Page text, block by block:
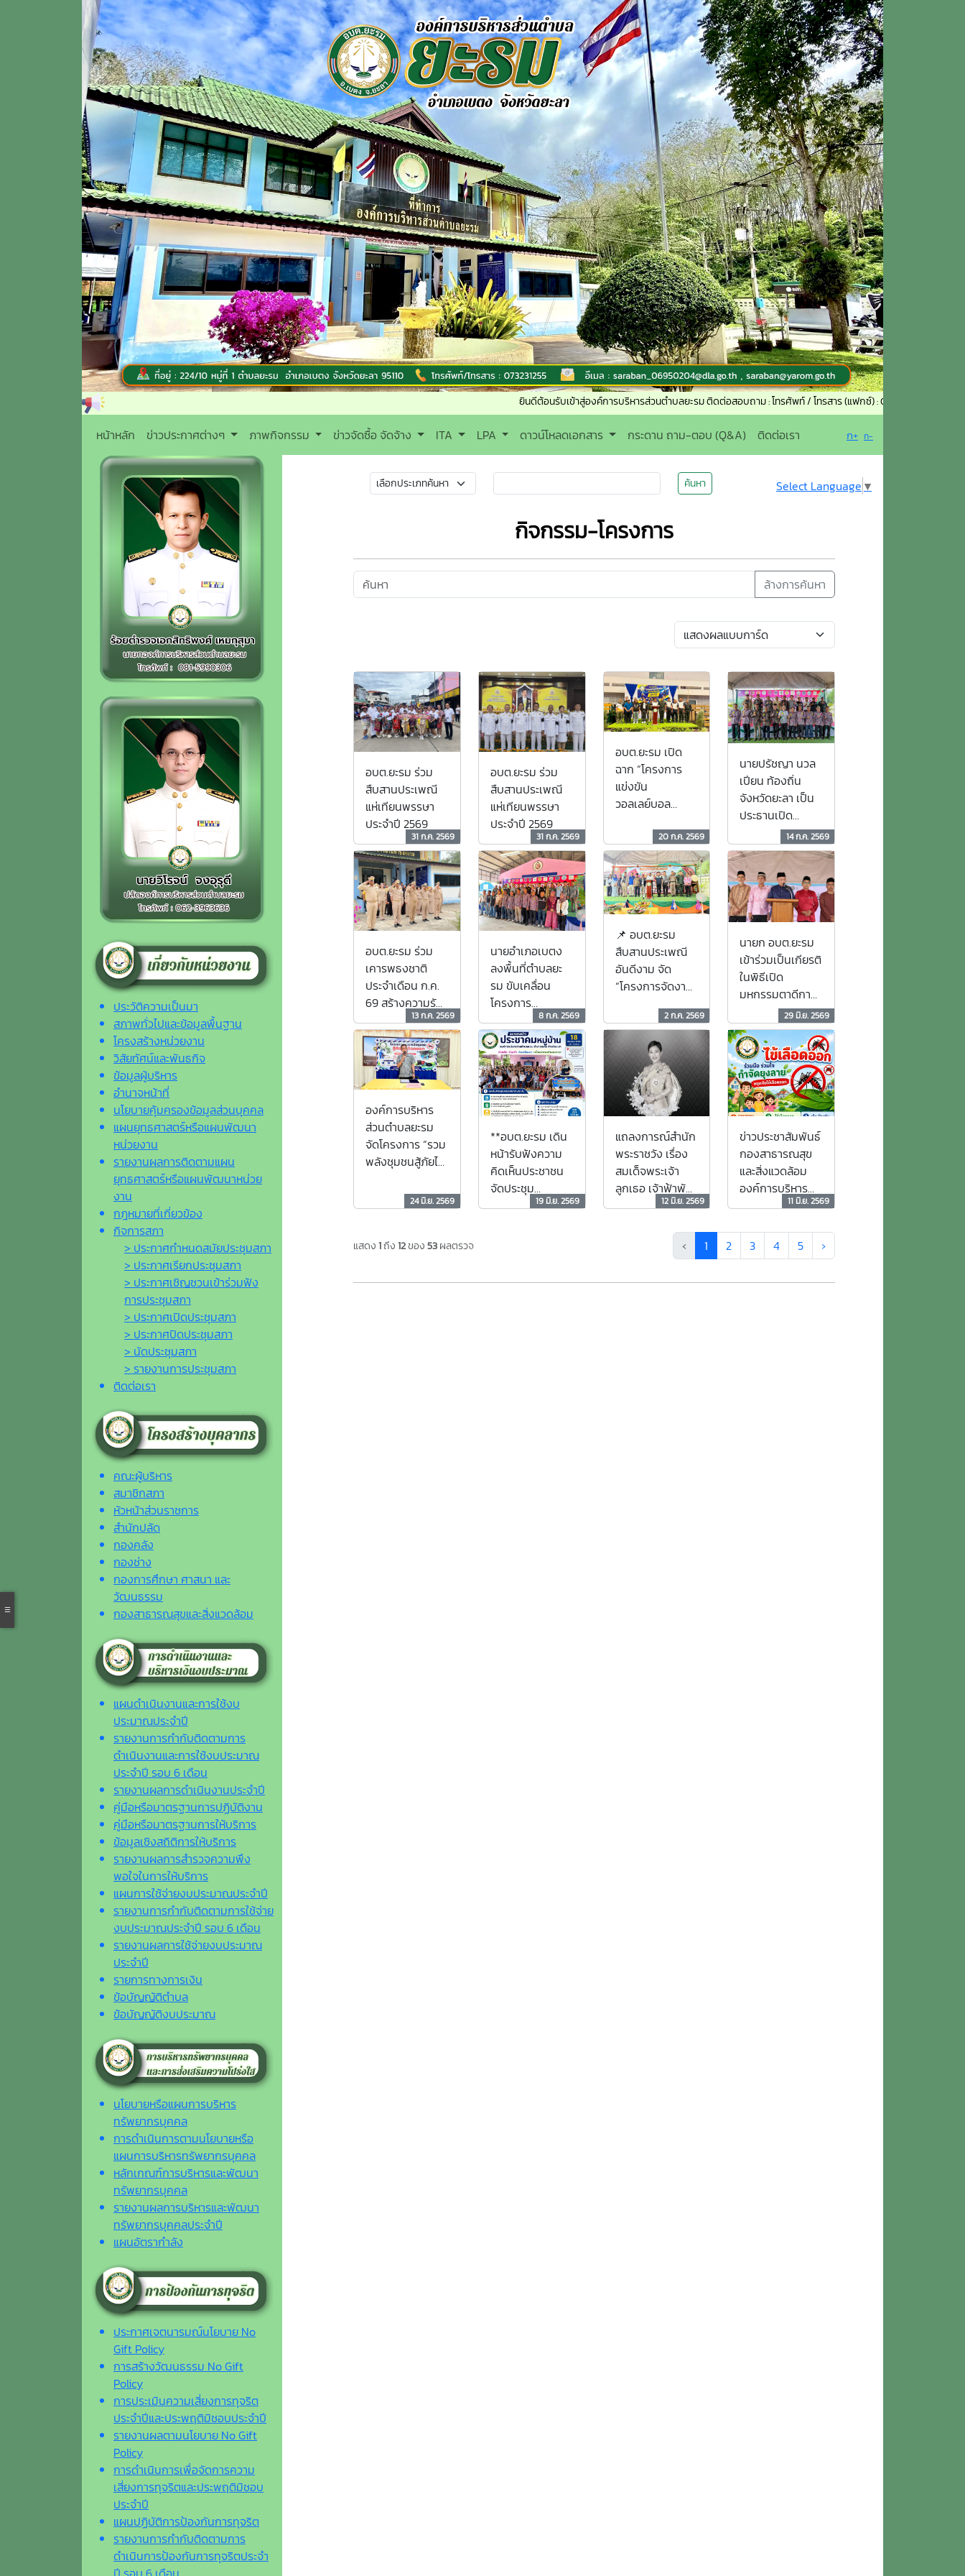
ยินดีต้อนรับเข้าสู่องค์การบริหารส่วนตำบลยะรม ติดต่อสอบถาม : โทรศัพท์ / โทรสาร (แฟกซ์) : 073-231255 อีเมล :
หน้าหลัก ข่าวประกาศต่างๆ ภาพกิจกรรม ข่าวจัดซื้อ จัดจ้าง ITA LPA ดาวน์โหลดเอกสาร กระดาน ถาม-ตอบ (Q&A) ติดต่อเรา ก+ ก-
ประวัติความเป็นมา
สภาพทั่วไปและข้อมูลพื้นฐาน
โครงสร้างหน่วยงาน
วิสัยทัศน์และพันธกิจ
ข้อมูลผู้บริหาร
อำนาจหน้าที่
นโยบายคุ้มครองข้อมูลส่วนบุคคล
แผนยุทธศาสตร์หรือแผนพัฒนา
หน่วยงาน
รายงานผลการติดตามแผน
ยุทธศาสตร์หรือแผนพัฒนาหน่วย
งาน
กฎหมายที่เกี่ยวข้อง
กิจการสภา
> ประกาศกำหนดสมัยประชุมสภา
> ประกาศเรียกประชุมสภา
> ประกาศเชิญชวนเข้าร่วมฟัง
การประชุมสภา
> ประกาศเปิดประชุมสภา
> ประกาศปิดประชุมสภา
> นัดประชุมสภา
> รายงานการประชุมสภา
ติดต่อเรา
คณะผู้บริหาร
สมาชิกสภา
หัวหน้าส่วนราชการ
สำนักปลัด
กองคลัง
กองช่าง
กองการศึกษา ศาสนา และ
วัฒนธรรม
กองสาธารณสุขและสิ่งแวดล้อม
แผนดำเนินงานและการใช้งบ
ประมาณประจำปี
รายงานการกำกับติดตามการ
ดำเนินงานและการใช้งบประมาณ
ประจำปี รอบ 6 เดือน
รายงานผลการดำเนินงานประจำปี
คู่มือหรือมาตรฐานการปฏิบัติงาน
คู่มือหรือมาตรฐานการให้บริการ
ข้อมูลเชิงสถิติการให้บริการ
รายงานผลการสำรวจความพึง
พอใจในการให้บริการ
แผนการใช้จ่ายงบประมาณประจำปี
รายงานการกำกับติดตามการใช้จ่าย
งบประมาณประจำปี รอบ 6 เดือน
รายงานผลการใช้จ่ายงบประมาณ
ประจำปี
รายการทางการเงิน
ข้อบัญญัติตำบล
ข้อบัญญัติงบประมาณ
นโยบายหรือแผนการบริหาร
ทรัพยากรบุคคล
การดำเนินการตามนโยบายหรือ
แผนการบริหารทรัพยากรบุคคล
หลักเกณฑ์การบริหารและพัฒนา
ทรัพยากรบุคคล
รายงานผลการบริหารและพัฒนา
ทรัพยากรบุคคลประจำปี
แผนอัตรากำลัง
ประกาศเจตนารมณ์นโยบาย No
Gift Policy
การสร้างวัฒนธรรม No Gift
Policy
การประเมินความเสี่ยงการทุจริต
ประจำปีและประพฤติมิชอบประจำปี
รายงานผลตามนโยบาย No Gift
Policy
การดำเนินการเพื่อจัดการความ
เสี่ยงการทุจริตและประพฤติมิชอบ
ประจำปี
แผนปฏิบัติการป้องกันการทุจริต
รายงานการกำกับติดตามการ
ดำเนินการป้องกันการทุจริตประจำ
ค้นหา Select Language ▼
กิจกรรม-โครงการ
ล้างการค้นหา
อบต.ยะรม ร่วม
สืบสานประเพณี
แห่เทียนพรรษา
ประจำปี 2569
31 ก.ค. 2569
อบต.ยะรม ร่วม
สืบสานประเพณี
แห่เทียนพรรษา
ประจำปี 2569
31 ก.ค. 2569
อบต.ยะรม เปิด
ฉาก “โครงการ
แข่งขัน
วอลเลย์บอล
แข็ง ประจำปี พ.ศ.
2569” สานพลัง
คนในชุมชนสู่
ความเข้มแข็ง
อย่างยั่งยื
20 ก.ค. 2569
นายปรัชญา นวล
เปียน ท้องถิ่น
จังหวัดยะลา เป็น
ประธานเปิด
โครงการ
"อบต.สัญจร ครั้ง
ที่ 2" นำบริการ
ภาครัฐสู่ประชาชน
อย่างทั่วถึง
14 ก.ค. 2569
อบต.ยะรม ร่วม
เคารพธงชาติ
ประจำเดือน ก.ค.
69 สร้างความรัก
ชาติ เสริมสร้าง
วินัย และความ
สามัคคีในองค์กร
13 ก.ค. 2569
นายอำเภอเบตง
ลงพื้นที่ตำบลยะ
รม ขับเคลื่อน
โครงการ
"อบต.สัญจร" ยก
ระดับการบริการ
ภาครัฐเชิงรุก มุ่ง
สร้างความเข้ม
แข็งสู่ชุมชน
8 ก.ค. 2569
📌 อบต.ยะรม
สืบสานประเพณี
อันดีงาม จัด
“โครงการจัดงาน
ประจำปี 2569”
อย่างยิ่งใหญ่!
2 ก.ค. 2569
นายก อบต.ยะรม
เข้าร่วมเป็นเกียรติ
ในพิธีเปิด
มหกรรมตาดีกา
สัมพันธ์อำเภอ
เบตง ประจำปี
2569
29 มิ.ย. 2569
องค์การบริหาร
ส่วนตำบลยะรม
จัดโครงการ “รวม
พลังชุมชนสู้ภัยไข้
ปีงบประมาณ
พ.ศ. 2569
24 มิ.ย. 2569
**อบต.ยะรม เดิน
หน้ารับฟังความ
คิดเห็นประชาชน
จัดประชุม
ประชาคมหมู่บ้าน
19 มิ.ย. 2569
แถลงการณ์สำนัก
พระราชวัง เรื่อง
สมเด็จพระเจ้า
ลูกเธอ เจ้าฟ้าพัช
รกิติยาภา นเรนทิ
หลวงราชสาริณีสิริ
พัชร มหาวัชรราช
12 มิ.ย. 2569
ข่าวประชาสัมพันธ์
กองสาธารณสุข
และสิ่งแวดล้อม
องค์การบริหาร
ส่วนตำบลยะรม11 มิ.ย. 2569
แสดง1ถึง12ของ53ผลตรวจ ‹ 1 2 3 4 5 ›